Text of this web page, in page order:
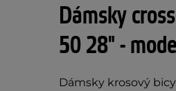
Dámsky
50 28" -
Dámsky krosový